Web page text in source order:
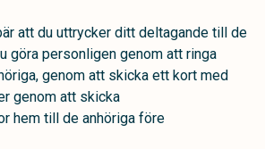
att du uttrycker ditt deltagande till de
göra personligen genom att ringa
genom att skicka ett kort med
genom att skicka
hem till de anhöriga före